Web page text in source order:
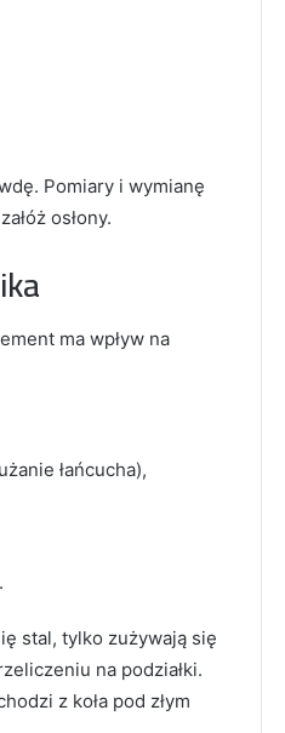
Pomiary i wymianę
osłony.
ma wpływ na
łańcucha),
stal, tylko zużywają się
na podziałki.
z koła pod złym